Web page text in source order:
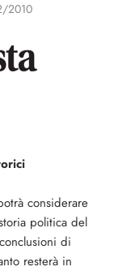
2010
considerare
politica del
di
resterà in